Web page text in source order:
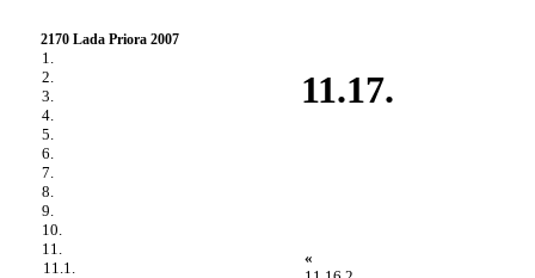
2170 Lada Priora 2007
1.
2.
3.
4.
5.
6.
7.
8.
9.
10.
11.
11.1.
11.17.
«